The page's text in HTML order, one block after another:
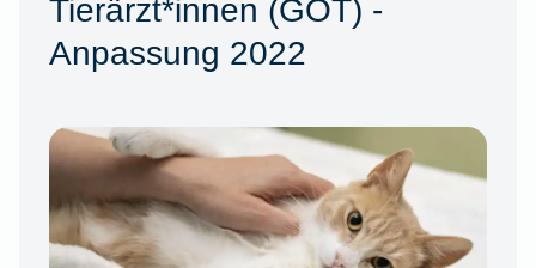
Tierärzt*innen (GOT) -
Anpassung 2022